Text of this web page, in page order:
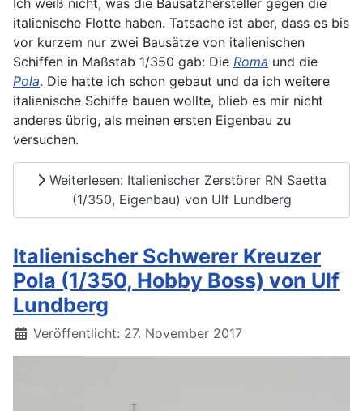
italienische Flotte haben. Tatsache ist aber, dass es bis
vor kurzem nur zwei Bausätze von italienischen
Schiffen in Maßstab 1/350 gab: Die Roma und die
Pola. Die hatte ich schon gebaut und da ich weitere
italienische Schiffe bauen wollte, blieb es mir nicht
anderes übrig, als meinen ersten Eigenbau zu
versuchen.
Weiterlesen: Italienischer Zerstörer RN Saetta
(1/350, Eigenbau) von Ulf Lundberg
Italienischer Schwerer Kreuzer
Pola (1/350, Hobby Boss) von Ulf
Lundberg
Details
Veröffentlicht: 27. November 2017